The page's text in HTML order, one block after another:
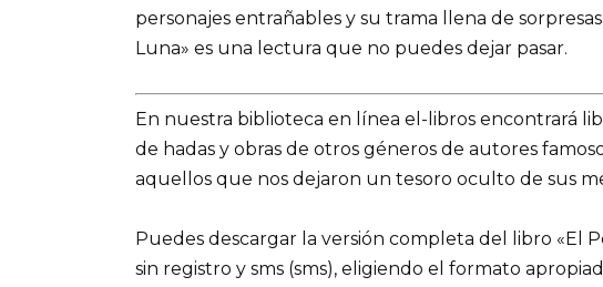
personajes entrañables y su trama llena de
Luna» es una lectura que no puedes dejar pasar.
En nuestra biblioteca en línea el-libros encontrará
de hadas y obras de otros géneros de autores
aquellos que nos dejaron un tesoro oculto de sus
Puedes descargar la versión completa del libro «El
sin registro y sms (sms), eligiendo el formato